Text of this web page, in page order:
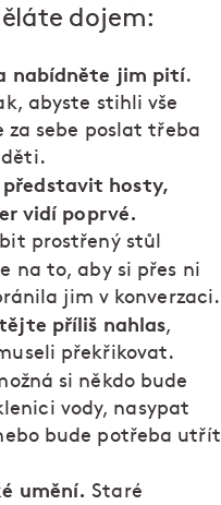
dojem:
nabídněte jim pití.
abyste stihli vše
za sebe poslat třeba
děti.
hosty,
vidí poprvé.
prostřený stůl
na to, aby si přes ni
jim v konverzaci.
příliš nahlas,
překřikovat.
si někdo bude
vody, nasypat
bude potřeba utřít
umění. Staré